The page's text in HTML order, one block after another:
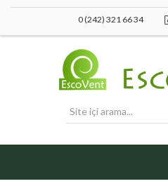
0 (242) 321 66 34